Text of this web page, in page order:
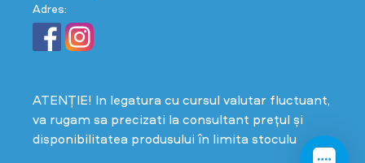
Adres:
ATENȚIE! In legatura cu cursul valutar fluctuant,
va rugam sa precizati la consultant prețul și
disponibilitatea produsului în limita stoculu